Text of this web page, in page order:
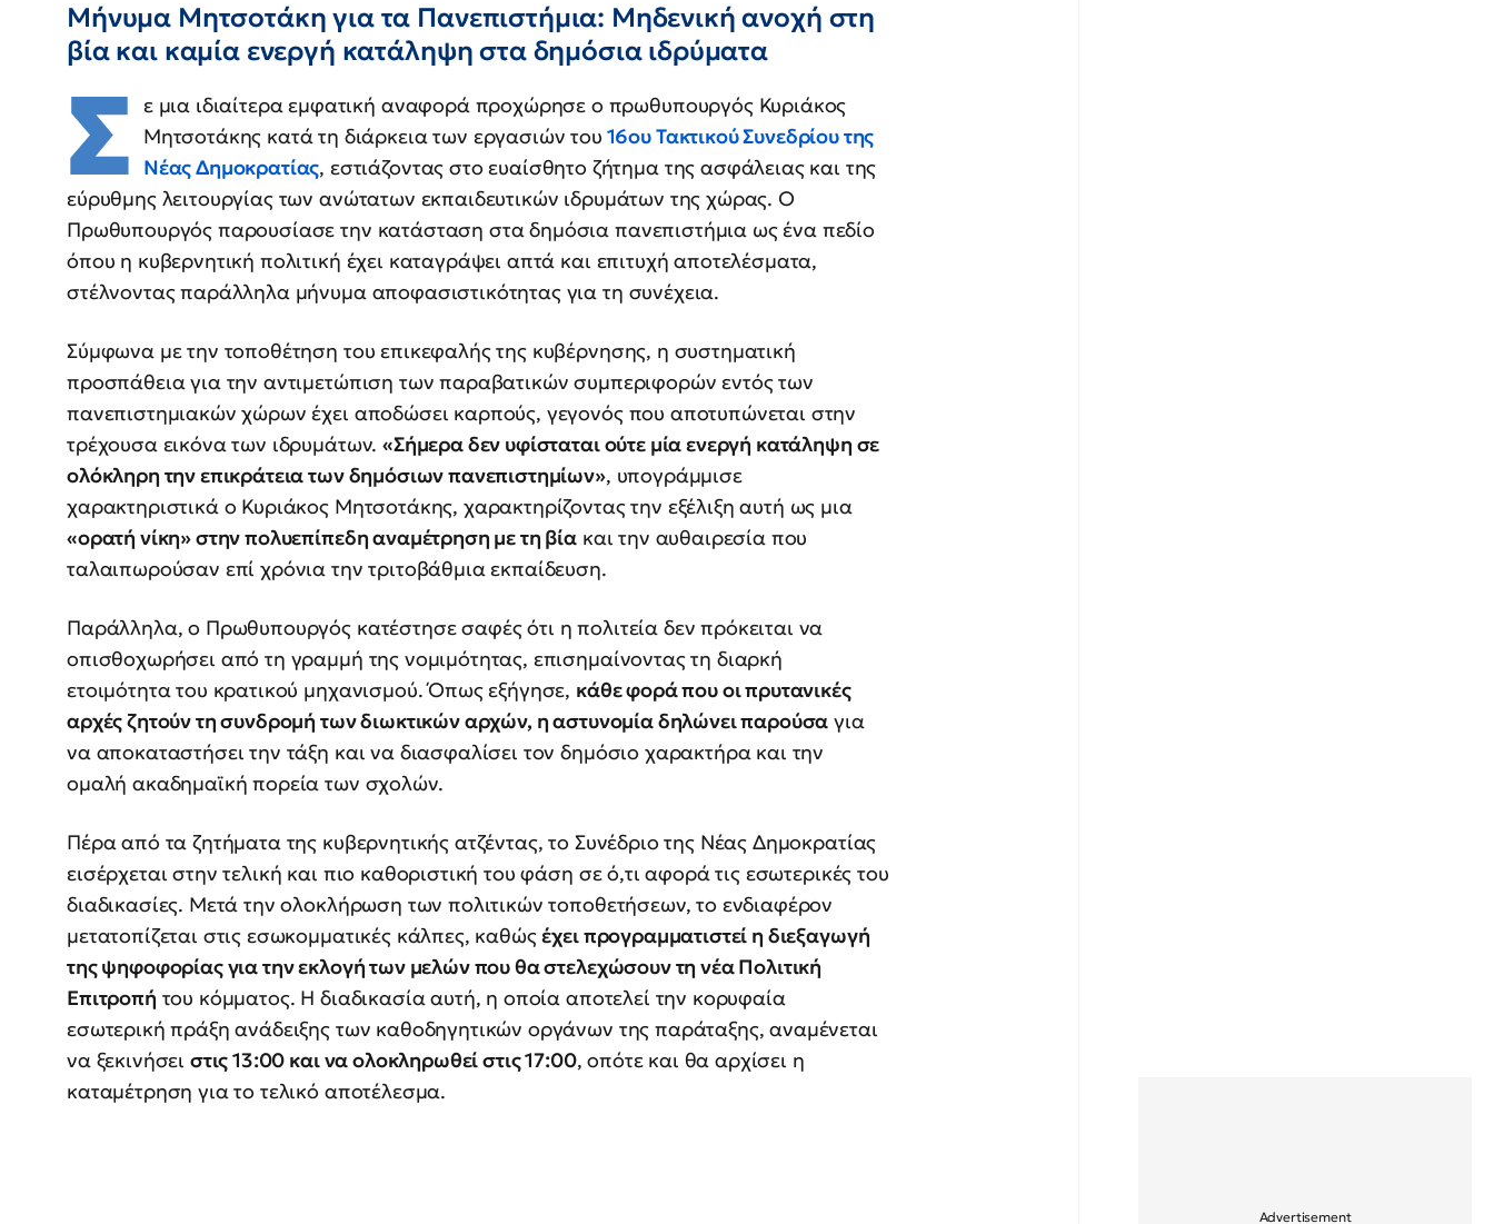
Μήνυμα Μητσοτάκη για τα Πανεπιστήμια: Μηδενική ανοχή στη
βία και καμία ενεργή κατάληψη στα δημόσια ιδρύματα
Σ ε μια ιδιαίτερα εμφατική αναφορά προχώρησε ο πρωθυπουργός Κυριάκος
Μητσοτάκης κατά τη διάρκεια των εργασιών του 16ου Τακτικού Συνεδρίου της
Νέας Δημοκρατίας, εστιάζοντας στο ευαίσθητο ζήτημα της ασφάλειας και της
εύρυθμης λειτουργίας των ανώτατων εκπαιδευτικών ιδρυμάτων της χώρας. Ο
Πρωθυπουργός παρουσίασε την κατάσταση στα δημόσια πανεπιστήμια ως ένα πεδίο
όπου η κυβερνητική πολιτική έχει καταγράψει απτά και επιτυχή αποτελέσματα,
στέλνοντας παράλληλα μήνυμα αποφασιστικότητας για τη συνέχεια.
Σύμφωνα με την τοποθέτηση του επικεφαλής της κυβέρνησης, η συστηματική
προσπάθεια για την αντιμετώπιση των παραβατικών συμπεριφορών εντός των
πανεπιστημιακών χώρων έχει αποδώσει καρπούς, γεγονός που αποτυπώνεται στην
τρέχουσα εικόνα των ιδρυμάτων.«Σήμερα δεν υφίσταται ούτε μία ενεργή κατάληψη σε
ολόκληρη την επικράτεια των δημόσιων πανεπιστημίων», υπογράμμισε
χαρακτηριστικά ο Κυριάκος Μητσοτάκης, χαρακτηρίζοντας την εξέλιξη αυτή ως μια
«ορατή νίκη» στην πολυεπίπεδη αναμέτρηση με τη βία και την αυθαιρεσία που
ταλαιπωρούσαν επί χρόνια την τριτοβάθμια εκπαίδευση.
Παράλληλα, ο Πρωθυπουργός κατέστησε σαφές ότι η πολιτεία δεν πρόκειται να
οπισθοχωρήσει από τη γραμμή της νομιμότητας, επισημαίνοντας τη διαρκή
ετοιμότητα του κρατικού μηχανισμού. Όπως εξήγησε, κάθε φορά που οι πρυτανικές
αρχές ζητούν τη συνδρομή των διωκτικών αρχών, η αστυνομία δηλώνει παρούσα για
να αποκαταστήσει την τάξη και να διασφαλίσει τον δημόσιο χαρακτήρα και την
ομαλή ακαδημαϊκή πορεία των σχολών.
Πέρα από τα ζητήματα της κυβερνητικής ατζέντας, το Συνέδριο της Νέας Δημοκρατίας
εισέρχεται στην τελική και πιο καθοριστική του φάση σε ό,τι αφορά τις εσωτερικές του
διαδικασίες. Μετά την ολοκλήρωση των πολιτικών τοποθετήσεων, το ενδιαφέρον
μετατοπίζεται στις εσωκομματικές κάλπες, καθώςέχει προγραμματιστεί η διεξαγωγή
της ψηφοφορίας για την εκλογή των μελών που θα στελεχώσουν τη νέα Πολιτική
Επιτροπή του κόμματος. Η διαδικασία αυτή, η οποία αποτελεί την κορυφαία
εσωτερική πράξη ανάδειξης των καθοδηγητικών οργάνων της παράταξης, αναμένεται
να ξεκινήσει στις 13:00 και να ολοκληρωθεί στις 17:00, οπότε και θα αρχίσει η
καταμέτρηση για το τελικό αποτέλεσμα.